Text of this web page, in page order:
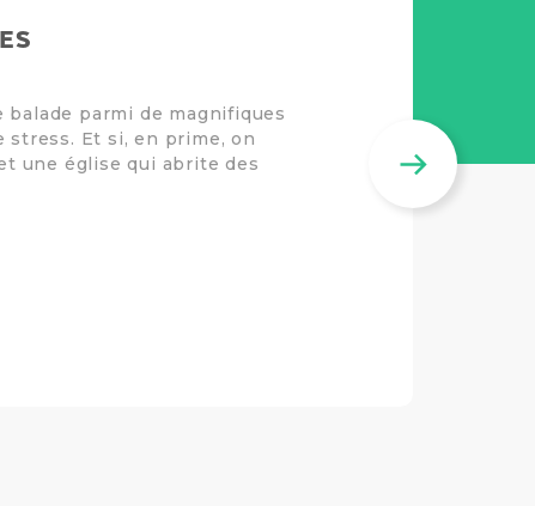
balade parmi de magnifiques
Et si, en prime, on
une église qui abrite des